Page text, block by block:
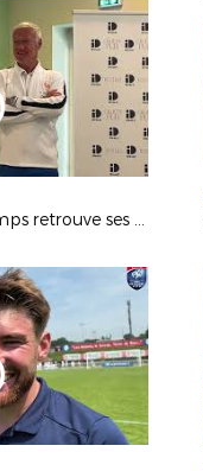
Quand Didiier Deschamps retrouve ses racines nantaises...